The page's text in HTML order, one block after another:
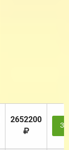
2652200